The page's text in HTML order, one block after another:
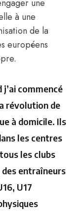
une
à une
de la
européens
j’ai commencé
révolution de
à domicile. Ils
les centres
les clubs
entraîneurs
U17